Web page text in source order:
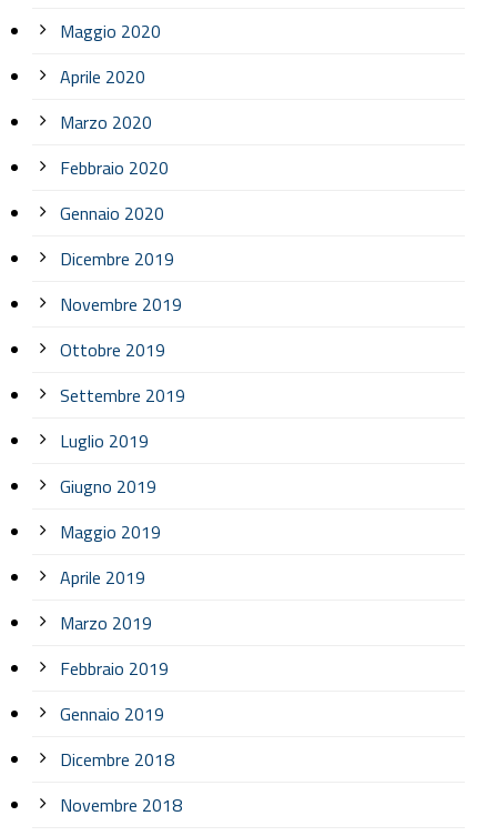
Maggio 2020
Aprile 2020
Marzo 2020
Febbraio 2020
Gennaio 2020
Dicembre 2019
Novembre 2019
Ottobre 2019
Settembre 2019
Luglio 2019
Giugno 2019
Maggio 2019
Aprile 2019
Marzo 2019
Febbraio 2019
Gennaio 2019
Dicembre 2018
Novembre 2018